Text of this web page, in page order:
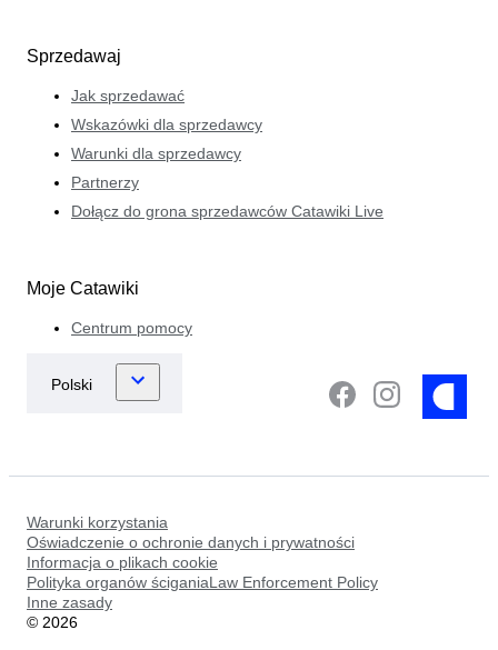
Sprzedawaj
Jak sprzedawać
Wskazówki dla sprzedawcy
Warunki dla sprzedawcy
Partnerzy
Dołącz do grona sprzedawców Catawiki Live
Moje Catawiki
Centrum pomocy
Warunki korzystania
Oświadczenie o ochronie danych i prywatności
Informacja o plikach cookie
Polityka organów ściganiaLaw Enforcement Policy
Inne zasady
© 2026